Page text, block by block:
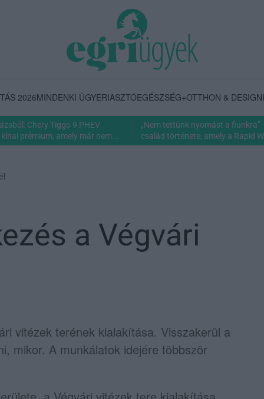
2026MINDENKI ÜGYERIASZTÓEGÉSZSÉG+OTTHON & DESIGN
Chery Tiggo 9 PHEV
prémium, amely már nem...
„Nem tettünk nyomást a fiunkra”
család története, amely a Rapid
a Végvári
vitézek terének kialakítása. Visszakerül a
mikor. A munkálatok idejére többször